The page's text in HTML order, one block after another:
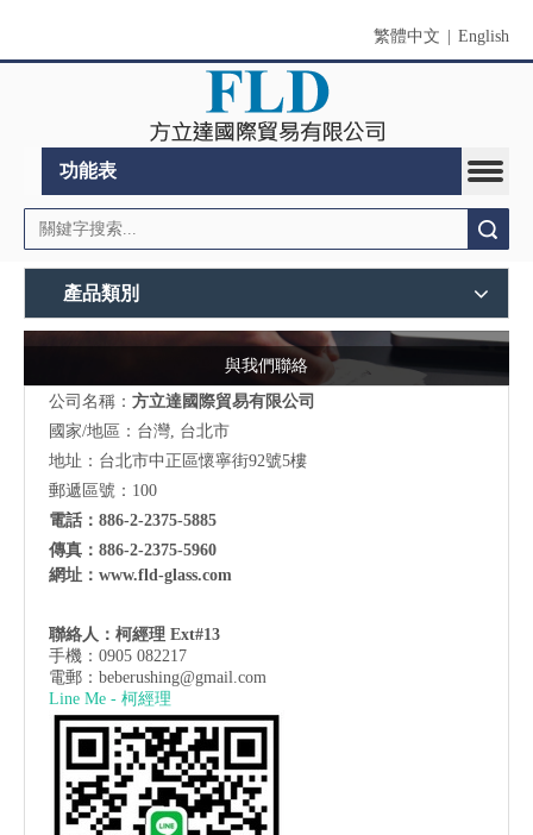
繁體中文 English
功能表
產品類別
與我們聯絡
公司名稱： 方立達國際貿易有限公司
國家/地區：台灣, 台北市
地址：台北市中正區懷寧街92號5樓
郵遞區號：100
電話：886-2-2375-5885
傳真：886-2-2375-5960
網址： www.fld-glass.com
聯絡人：柯經理 Ext#13
手機：0905 082217
電郵： beberushing@gmail.com
Line Me - 柯經理